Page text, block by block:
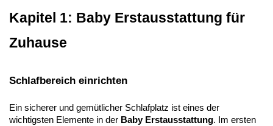
Kapitel 1: Baby Erstausstattung für
Zuhause
Schlafbereich einrichten
Ein sicherer und gemütlicher Schlafplatz ist eines der
wichtigsten Elemente in der Baby Erstausstattung. Im ersten